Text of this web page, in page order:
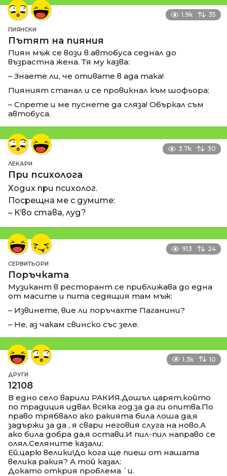
1.9k 35
ПИЯНСКИ
Пътят на пияния
Пиян мъж се вози в автобуса седнал до
възрастна жена. Тя му казва:
– Знаете ли, че отивате в ада така!
Пияният станал и се провикнал към шофьора:
– Спрете и ме пуснете да сляза! Объркал съм
автобуса.
3.7k 30
ЛЕКАРИ
При психолога
Ходих при психолог.
Посрещна ме с думите:
– К’во става, луд?
913 24
СЕРВИТЬОРИ
Поръчката
Музикант в ресторант се приближава до една
от масите и пита седящия там мъж:
– Извинете, вие ли поръчахте Паганини?
– Не, аз чакам свинско със зеле.
1.3k 10
ДРУГИ
12108
В едно село варили РАКИЯ.Дошъл царят,който
по традиция идвал всяка год.за да ги опитва.По
право трябвало ако ракията била лоша да,я
задържи за да , я свари неговия слуга на ново.А
ако била добра да,я остави.И пил-пил направо се
олял.Селяните казали:
Ей,царю велики!До кога ще пиеш от нашата
велика ракия? А той казал:
Докато открия проблема `и.